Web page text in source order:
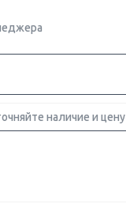
наличие и цену